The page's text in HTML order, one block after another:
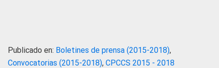
Publicado en: Boletines de prensa (2015-2018),
Convocatorias (2015-2018), CPCCS 2015 - 2018